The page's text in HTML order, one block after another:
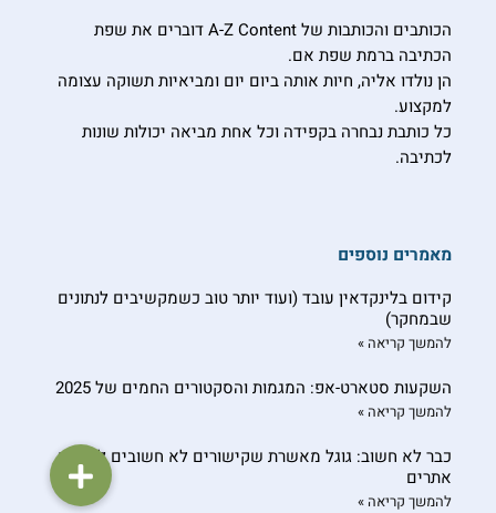
הכותבים והכותבות של A-Z Content דוברים את שפת
הכתיבה ברמת שפת אם.
הן נולדו אליה, חיות אותה ביום יום ומביאיות תשוקה עצומה
למקצוע.
כל כותבת נבחרה בקפידה וכל אחת מביאה יכולות שונות
לכתיבה.
מאמרים נוספים
קידום בלינקדאין עובד (ועוד יותר טוב כשמקשיבים לנתונים
שבמחקר)
להמשך קריאה »
השקעות סטארט-אפ: המגמות והסקטורים החמים של 2025
להמשך קריאה »
כבר לא חשוב: גוגל מאשרת שקישורים לא חשובים לקידום
אתרים
להמשך קריאה »